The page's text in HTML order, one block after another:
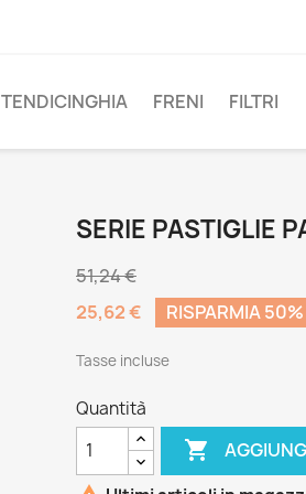
TENDICINGHIA FRENI FILTRI
SERIE PASTIGLIE
51,24 €
25,62 €
RISPARMIA 50%
Tasse incluse
Quantità
